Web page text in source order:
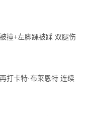
撞+左脚踝被踩 双腿伤
打卡特·布莱恩特 连续